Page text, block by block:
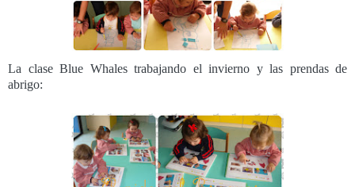
La clase Blue Whales trabajando el invierno y las prendas de
abrigo: